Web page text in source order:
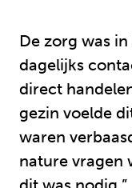
De zorg was
dagelijks
direct
gezin voelde
waren
nature vragen